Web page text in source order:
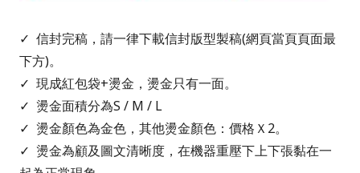
✓ 信封完稿，請一律下載信封版型製稿(網頁當頁頁面最
下方)。
✓ 現成紅包袋+燙金，燙金只有一面。
✓ 燙金面積分為S / M / L
✓ 燙金顏色為金色，其他燙金顏色：價格Ｘ2。
✓ 燙金為顧及圖文清晰度，在機器重壓下上下張黏在一